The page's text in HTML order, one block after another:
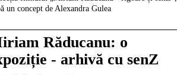
un concept de Alexandra Gulea
Răducanu: o
- arhivă cu senZ